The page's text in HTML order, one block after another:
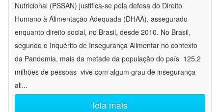
Nutricional (PSSAN) justifica-se pela defesa do Direito
Humano à Alimentação Adequada (DHAA), assegurado
enquanto direito social, no Brasil, desde 2010. No Brasil,
segundo o Inquérito de Insegurança Alimentar no contexto
da Pandemia, mais da metade da população do país  125,2
milhões de pessoas  vive com algum grau de insegurança
ali...
leia mais